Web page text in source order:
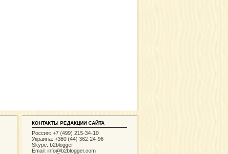
КОНТАКТЫ РЕДАКЦИИ САЙТА
Россия: +7 (499) 215-34-10
Украина: +380 (44) 362-24-96
Skype: b2blogger
Email: info@b2blogger.com